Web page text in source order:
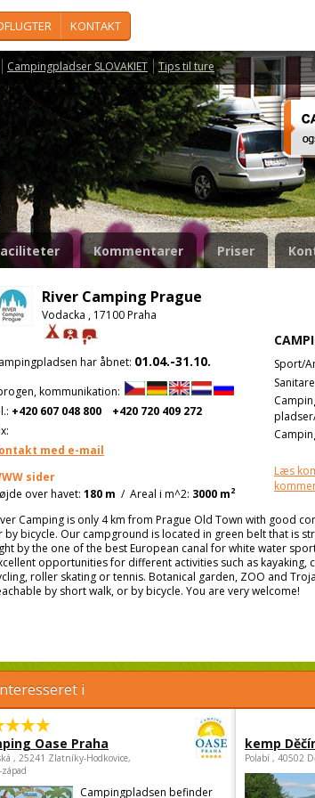
KONTAKT
Campingpladser SLOVAKIET Tips til ture
Kommentarer Priser
River Camping Prague
Vodacka , 17100 Praha
Sport/
Læs
har åbnet: 01.04.-31.10.
kommunikation:
+420 607 048 800
+420 720 409 272
med e-mail
sider
over havet: 180 m / Areal i m^2: 3000 m2
Camping is only 4 km from Prague Old Town with good
by bicycle. Our campground is located in green belt that is
by the one of the best European canal for white water
opportunities for different activities such as kayaking,
roller skating or tennis. Botanical garden, ZOO and
by short walk, or by bicycle. You are very welcome!
i
Oase Praha
, 25241 Zlatníky-Hodkovice,
Campingpladsen befinder
kemp
Polabí , 40502